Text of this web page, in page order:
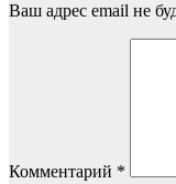
Ваш адрес email не
Комментарий *